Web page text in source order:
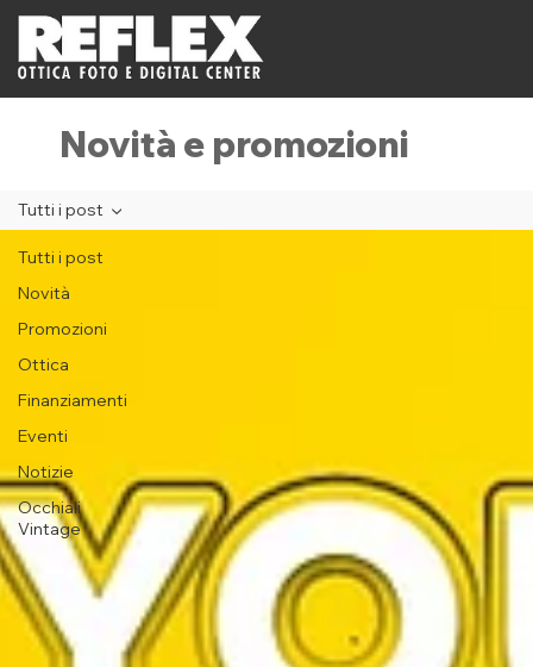
Tutti i post
Novità
Promozioni
Ottica
Finanziamenti
Eventi
Notizie
Occhiali
Vintage
Tutti i post
Novità e promozioni